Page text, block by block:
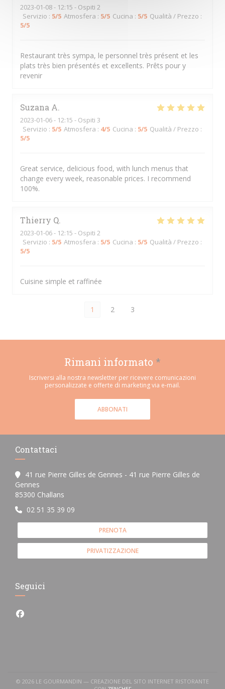
2023-01-08- 12:15 - Ospiti 2
Servizio : 5/5 Atmosfera : 5/5 Cucina : 5/5 Qualità / Prezzo :
5/5
Restaurant très sympa, le personnel très présent et les
plats très bien présentés et excellents. Prêts pour y
revenir
Suzana A
2023-01-06- 12:15 - Ospiti 3
Servizio : 5/5 Atmosfera : 4/5 Cucina : 5/5 Qualità / Prezzo :
5/5
Great service, delicious food, with lunch menus that
change every week, reasonable prices. I recommend
100%.
Thierry Q
2023-01-06- 12:15 - Ospiti 2
Servizio : 5/5 Atmosfera : 5/5 Cucina : 5/5 Qualità / Prezzo :
5/5
Cuisine simple et raffinée
1 2 3
Rimani informato *
Iscriversi alla nostra newsletter per ricevere comunicazioni
personalizzate e offerte di marketing via e-mail.
ABBONATI
Contattaci
41 rue Pierre Gilles de Gennes - 41 rue Pierre Gilles de
Gennes
85300 Challans
02 51 35 39 09
PRENOTA
PRIVATIZZAZIONE
Seguici
Facebook ((apre una nuova finestra))
© 2026 LE GOURMANDIN — CREAZIONE DEL SITO INTERNET RISTORANTE